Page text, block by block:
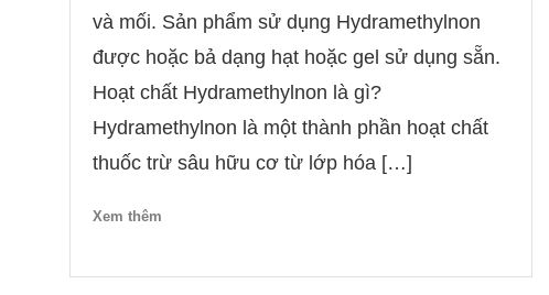
và mối. Sản phẩm sử dụng Hydramethylnon
được hoặc bả dạng hạt hoặc gel sử dụng sẵn.
Hoạt chất Hydramethylnon là gì?
Hydramethylnon là một thành phần hoạt chất
thuốc trừ sâu hữu cơ từ lớp hóa […]
Xem thêm